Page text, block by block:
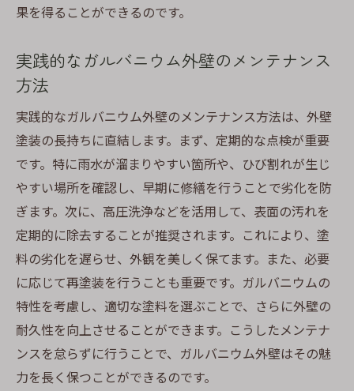
果を得ることができるのです。
実践的なガルバニウム外壁のメンテナンス
方法
実践的なガルバニウム外壁のメンテナンス方法は、外壁
塗装の長持ちに直結します。まず、定期的な点検が重要
です。特に雨水が溜まりやすい箇所や、ひび割れが生じ
やすい場所を確認し、早期に修繕を行うことで劣化を防
ぎます。次に、高圧洗浄などを活用して、表面の汚れを
定期的に除去することが推奨されます。これにより、塗
料の劣化を遅らせ、外観を美しく保てます。また、必要
に応じて再塗装を行うことも重要です。ガルバニウムの
特性を考慮し、適切な塗料を選ぶことで、さらに外壁の
耐久性を向上させることができます。こうしたメンテナ
ンスを怠らずに行うことで、ガルバニウム外壁はその魅
力を長く保つことができるのです。